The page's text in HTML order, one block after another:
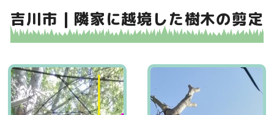
吉川市 | 隣家に越境した樹木の剪定